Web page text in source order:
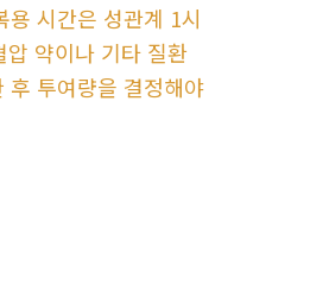
시간은 성관계 1시
약이나 기타 질환
후 투여량을 결정해야